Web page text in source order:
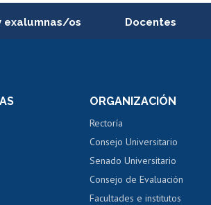
exalumnas/os
de notas
crédito alumnos
crédito exalumnos
y grados
Docentes
Perfeccionamiento
Evaluación docente
Calificación académica
Postulación al AUCAI
ORGANIZACIÓN
Rectoría
Consejo Universitario
Senado Universitario
Consejo de Evaluación
Facultades e institutos